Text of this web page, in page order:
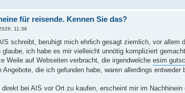
für reisende. Kennen Sie das?
11:36
schreibt, beruhigt mich ehrlich gesagt ziemlich, vor
glaube, ich habe es mir vielleicht unnötig kompliziert
Weile auf Webseiten verbracht, die irgendwelche esim
Angebote, die ich gefunden habe, waren allerdings
direkt bei AIS vor Ort zu kaufen, erscheint mir im